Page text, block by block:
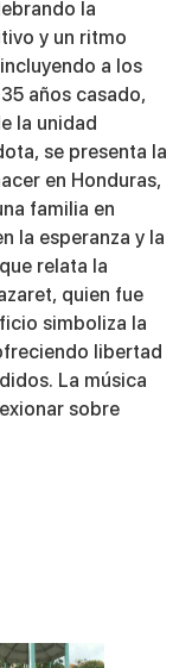
la
y un ritmo
a los
años casado,
la unidad
se presenta la
en Honduras,
familia en
la esperanza y la
relata la
quien fue
simboliza la
libertad
La música
sobre